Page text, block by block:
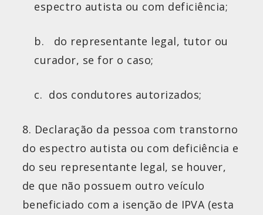
espectro autista ou com deficiência;
b. do representante legal, tutor ou
curador, se for o caso;
c. dos condutores autorizados;
8. Declaração da pessoa com transtorno
do espectro autista ou com deficiência e
do seu representante legal, se houver,
de que não possuem outro veículo
beneficiado com a isenção de IPVA (esta